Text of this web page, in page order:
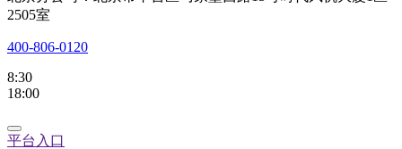
2505室
400-806-0120
8:30
18:00
平台入口